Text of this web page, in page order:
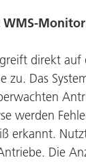
direkt auf
zu. Das
werden
erkannt.
Die